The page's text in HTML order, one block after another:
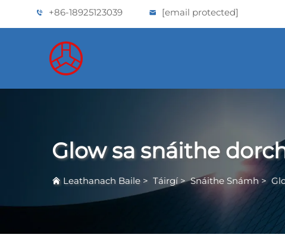
+86-18925123039 [email protected]
Glow sa snáithe
Leathanach Baile > Táirgí >Snáithe Snámh >